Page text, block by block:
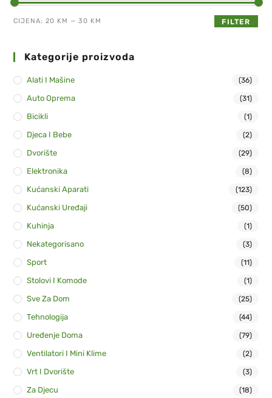
FILTER
CIJENA:20 KM —30 KM
Kategorije proizvoda
Alati I Mašine (36)
Auto Oprema (31)
Bicikli (1)
Djeca I Bebe (2)
Dvorište (29)
Elektronika (8)
Kućanski Aparati (123)
Kućanski Uređaji (50)
Kuhinja (1)
Nekategorisano (3)
Sport (11)
Stolovi I Komode (1)
Sve Za Dom (25)
Tehnologija (44)
Uređenje Doma (79)
Ventilatori I Mini Klime (2)
Vrt I Dvorište (3)
Za Djecu (18)